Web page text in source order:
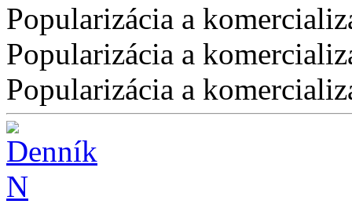
Popularizácia a
Popularizácia a
Popularizácia a